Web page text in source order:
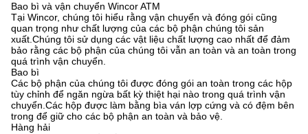
Bao bì và vận chuyển Wincor ATM
Tại Wincor, chúng tôi hiểu rằng vận chuyển và đóng gói cũng
quan trọng như chất lượng của các bộ phận chúng tôi sản
xuất.Chúng tôi sử dụng các vật liệu chất lượng cao nhất để đảm
bảo rằng các bộ phận của chúng tôi vẫn an toàn và an toàn trong
quá trình vận chuyển.
Bao bì
Các bộ phận của chúng tôi được đóng gói an toàn trong các hộp
tùy chỉnh để ngăn ngừa bất kỳ thiệt hại nào trong quá trình vận
chuyển.Các hộp được làm bằng bìa ván lợp cứng và có đệm bên
trong để giữ cho các bộ phận an toàn và bảo vệ.
Hàng hải